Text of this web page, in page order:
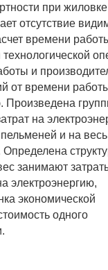
при
отсутствие
времени
и
от времени
Произведена
на
и на весь
занимают
электроэнергию,
экономической
одного